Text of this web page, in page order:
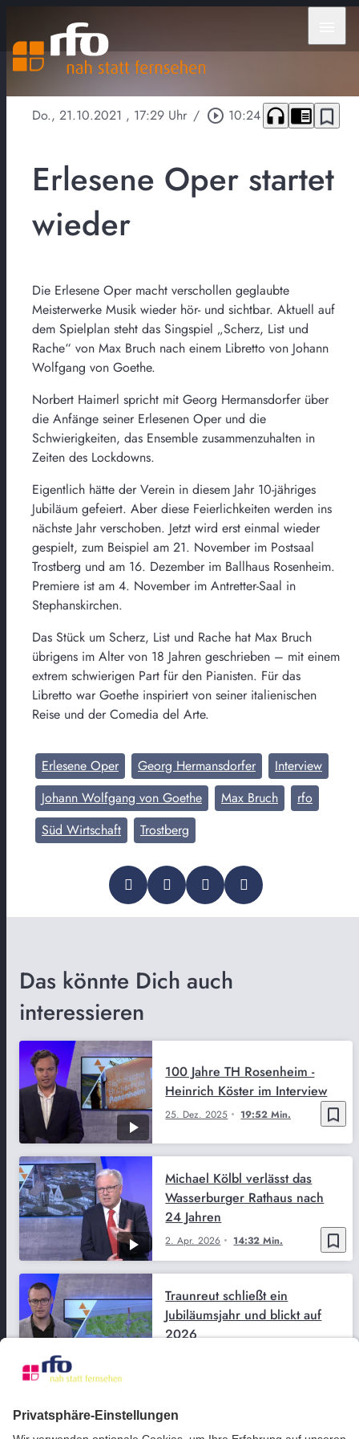
Do., 21.10.2021 , 17:29 Uhr / play_circle_outline 10:24 headphones chrome_reader_mode bookmark_border
Erlesene Oper startet
wieder
Die Erlesene Oper macht verschollen geglaubte
Meisterwerke Musik wieder hör- und sichtbar. Aktuell auf
dem Spielplan steht das Singspiel „Scherz, List und
Rache“ von Max Bruch nach einem Libretto von Johann
Wolfgang von Goethe.
Norbert Haimerl spricht mit Georg Hermansdorfer über
die Anfänge seiner Erlesenen Oper und die
Schwierigkeiten, das Ensemble zusammenzuhalten in
Zeiten des Lockdowns.
Eigentlich hätte der Verein in diesem Jahr 10-jähriges
Jubiläum gefeiert. Aber diese Feierlichkeiten werden ins
nächste Jahr verschoben. Jetzt wird erst einmal wieder
gespielt, zum Beispiel am 21. November im Postsaal
Trostberg und am 16. Dezember im Ballhaus Rosenheim.
Premiere ist am 4. November im Antretter-Saal in
Stephanskirchen.
Das Stück um Scherz, List und Rache hat Max Bruch
übrigens im Alter von 18 Jahren geschrieben – mit einem
extrem schwierigen Part für den Pianisten. Für das
Libretto war Goethe inspiriert von seiner italienischen
Reise und der Comedia del Arte.
Erlesene Oper Georg Hermansdorfer
Interview
Johann Wolfgang von Goethe
Max Bruch
rfo
Süd Wirtschaft
Trostberg
Das könnte Dich auch
interessieren
bookmark_border
25. Dez. 2025 19:52 Min.
100 Jahre TH Rosenheim -
Heinrich Köster im Interview
bookmark_border
2. Apr. 2026 14:32 Min.
Michael Kölbl verlässt das
Wasserburger Rathaus nach
24 Jahren
Traunreut schließt ein
Jubiläumsjahr und blickt auf
2026
ECHT MUTIG... - Hl. Messe
mit Predigt von Pfarrer